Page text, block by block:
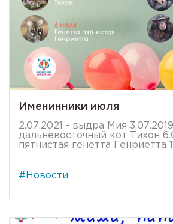
Именинники июля
2.07.2021 - выдра Мия
дальневосточный кот Тихон
пятнистая генетта Генриетта
#Новости